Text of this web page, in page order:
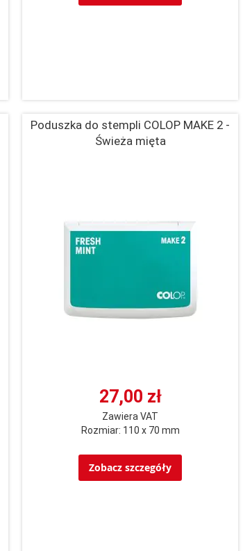
Poduszka do stempli COLOP MAKE 2 -
Świeża mięta
27,00 zł
Zawiera VAT
Rozmiar: 110 x 70 mm
Zobacz szczegóły